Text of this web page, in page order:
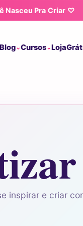
Nasceu Pra Criar ♡
Blog Cursos Loja
inspirar e criar